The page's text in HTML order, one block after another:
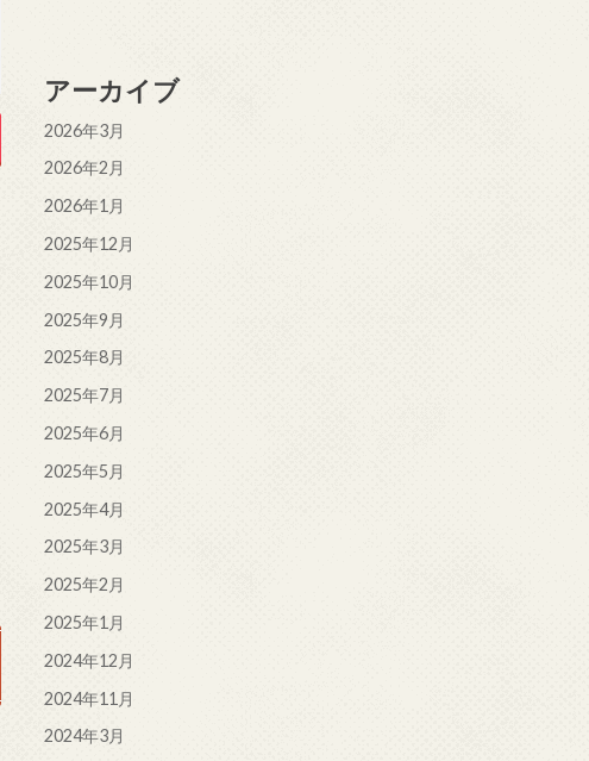
アーカイブ
2026年3月
2026年2月
2026年1月
2025年12月
2025年10月
2025年9月
2025年8月
2025年7月
2025年6月
2025年5月
2025年4月
2025年3月
2025年2月
2025年1月
2024年12月
2024年11月
2024年3月